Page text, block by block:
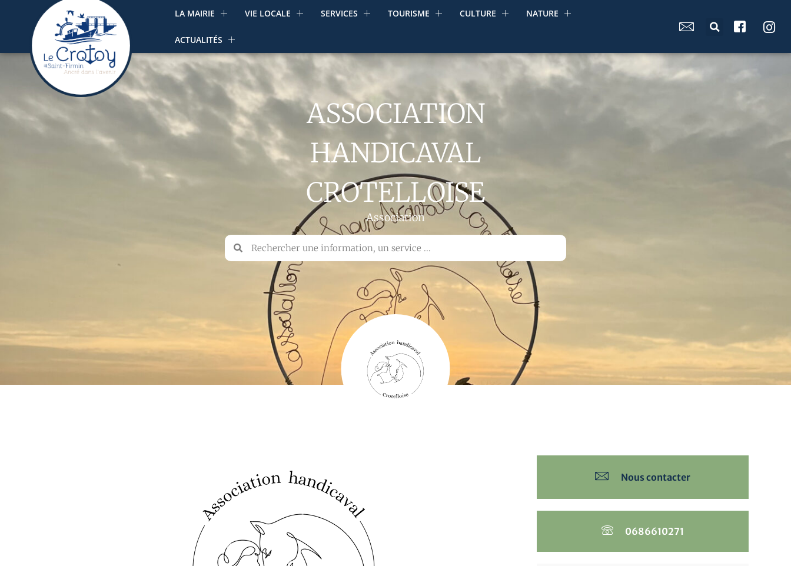
LA MAIRIE VIE LOCALE SERVICES TOURISME CULTURE NATURE
ACTUALITÉS
ASSOCIATION
HANDICAVAL
CROTELLOISE
Association
Nous contacter
0686610271